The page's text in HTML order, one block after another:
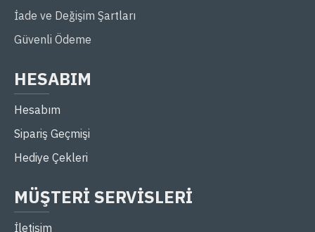
İade ve Değişim Şartları
Güvenli Ödeme
HESABIM
Hesabım
Sipariş Geçmişi
Hediye Çekleri
MÜŞTERI SERVISLERI
İletişim